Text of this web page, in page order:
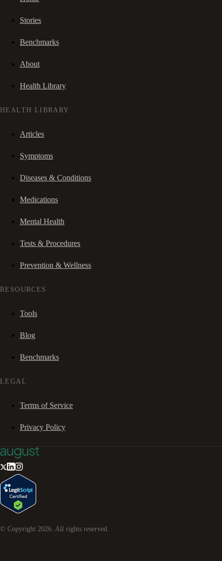
Stories
Benchmarks
About
Health Library
HEALTH LIBRARY
Articles
Symptoms
Diseases & Conditions
Medications
Mental Health
Tests & Procedures
Prevention & Wellness
RESOURCES
Tools
Blog
Benchmarks
LEGAL
Terms of Service
Privacy Policy
© Copyright 2026. All rights reserved.